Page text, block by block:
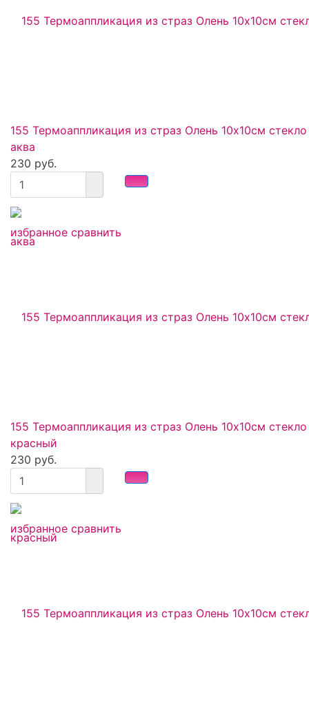
избранное сравнить
155 Термоаппликация из страз Олень 10х10см стекло
аква
230 руб.
избранное сравнить
155 Термоаппликация из страз Олень 10х10см стекло
красный
230 руб.